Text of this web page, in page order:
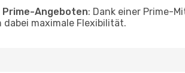
Prime-Angeboten: Dank einer Prime-
maximale Flexibilität.